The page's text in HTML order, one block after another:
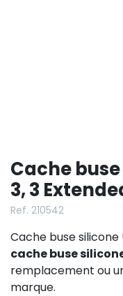
Cache
3, 3
Ref. 210542
Cache buse silicone
cache buse
remplacement ou
marque.